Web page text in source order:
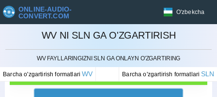
ONLINE-AUDIO-
CONVERT.COM
O'zbekcha
WV NI SLN GA O'ZGARTIRISH
WV FAYLLARINGIZNI SLN GA ONLAYN O'ZGARTIRING
Barcha o'zgartirish formatlariWV Barcha o'zgartirish formatlari SLN
BEKOR QILISH